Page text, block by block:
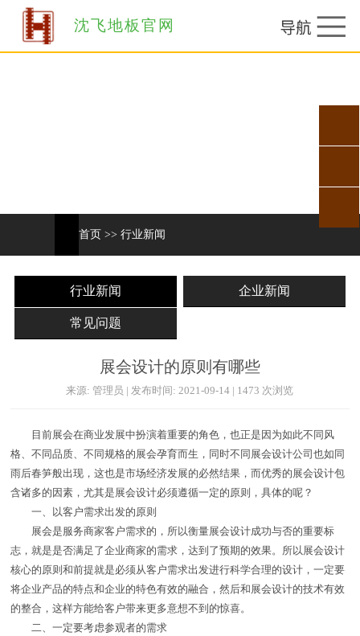
沈飞地板官网
首页 >> 行业新闻
行业新闻 企业新闻
常见问题
展会设计的原则有哪些
来源: 管理员 | 发布时间: 2021-09-14 | 1473 次浏览
目前展会在商业发展中扮演着重要的角色，也正是因为如此不同风
格、不同品质、不同规格的展会孕育而生，同时不同展会设计公司也如同
雨后春笋般出现，这也是市场经济发展的必然结果，而优秀的展会设计包
含诸多的因素，尤其是展会设计必须遵循一定的原则，具体的呢？
一、以客户需求出发的原则
展会是服务商家客户需求的，所以衡量展会设计成功与否的重要标
志，就是是否满足了企业商家的需求，达到了预期的效果。所以展会设计
核心的原则和前提就是必须从客户需求出发进行科学合理的设计，一定要
将企业产品的特点和企业的特色有效的融合，然后和展会设计的技术有效
的整合，这样方能给客户带来更多意想不到的惊喜。
二、一定要考虑参观者的需求